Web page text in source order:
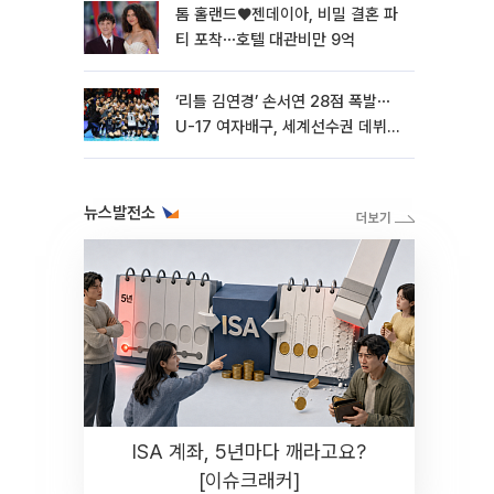
톰 홀랜드♥젠데이아, 비밀 결혼 파
티 포착⋯호텔 대관비만 9억
‘리틀 김연경’ 손서연 28점 폭발⋯
U-17 여자배구, 세계선수권 데뷔전
뉴스발전소
ISA 계좌, 5년마다 깨라고요?
[이슈크래커]